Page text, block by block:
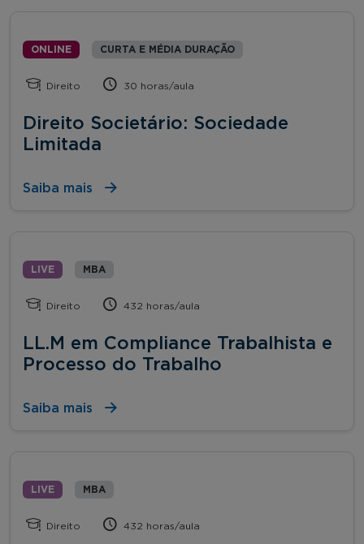
ONLINE CURTA E MÉDIA DURAÇÃO
Direito 30 horas/aula
Direito Societário: Sociedade
Limitada
Saiba mais
LIVE MBA
Direito 432 horas/aula
LL.M em Compliance Trabalhista e
Processo do Trabalho
Saiba mais
LIVE MBA
Direito 432 horas/aula